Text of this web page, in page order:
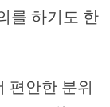
를 하기도 한
편안한 분위